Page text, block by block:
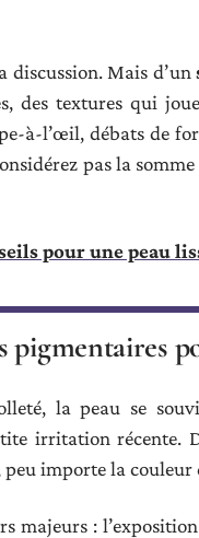
Mais d’un
des textures qui
à-l’œil, débats de
pas la
pour une peau
pigmentaires
la peau se
irritation récente.
peu importe la couleur
majeurs :